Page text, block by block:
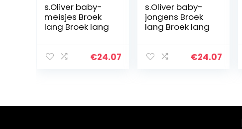
s.Oliver baby-
meisjes Broek
lang Broek lang
€24.07
s.Oliver baby-
jongens Broek
lang Broek lang
€24.07